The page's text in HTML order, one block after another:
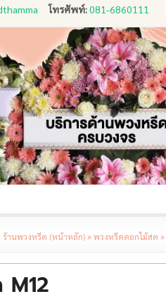
โทรศัพท์:081-6860111
ร้านพวงหรีด (หน้าหลัก)»พวงหรีดดอกไม้สด »